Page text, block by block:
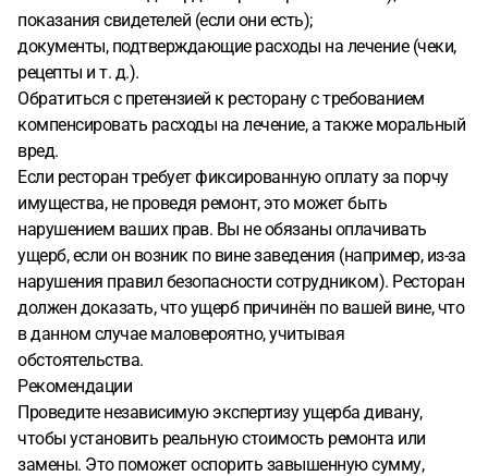
показания свидетелей (если они есть);
документы, подтверждающие расходы на лечение (чеки,
рецепты и т. д.).
Обратиться с претензией к ресторану с требованием
компенсировать расходы на лечение, а также моральный
вред.
Если ресторан требует фиксированную оплату за порчу
имущества, не проведя ремонт, это может быть
нарушением ваших прав. Вы не обязаны оплачивать
ущерб, если он возник по вине заведения (например, из-за
нарушения правил безопасности сотрудником). Ресторан
должен доказать, что ущерб причинён по вашей вине, что
в данном случае маловероятно, учитывая
обстоятельства.
Рекомендации
Проведите независимую экспертизу ущерба дивану,
чтобы установить реальную стоимость ремонта или
замены. Это поможет оспорить завышенную сумму,